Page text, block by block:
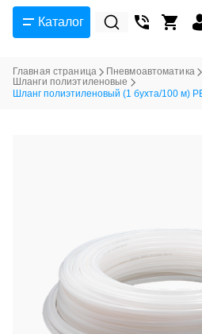
Каталог
Главная страница Пневмоавтоматика
Шланги полиэтиленовые
Шланг полиэтиленовый (1 бухта/100 м)